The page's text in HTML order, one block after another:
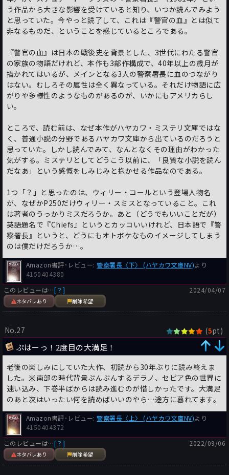
う作品から大きな影響を受けていると知り、いつか読んでみよう
と思っていた。今やっと読了して、これは『警官の血』とは似て
非なるものだ、ということを感じているところである。
『警官の血』は日本の戦後史を背景とした、3世代にわたる警官
の家族の物語だけれど、本作も3部作構成で、40年以上の歳月が
描かれてはいるが、メインとなる3人の警察署長に血のつながり
はない。むしろその属性は全く異なっている。それだけ物語に広
がりや多様性のようなものがあるのが、いかにもアメリカらし
い。
ところで、読む前は、なぜ本作がハヤカワ・ミステリ文庫ではな
く、普通小説の分野であるハヤカワ文庫から出ているのだろうと
思っていた。しかし読んでみて、なんとなくその理由がわかった
気がする。ミステリとしてどうこう以前に、「良質な小説を読ん
だなあ」という感慨をしみじみと抱かせる作品なのである。
1つ「？」と思ったのは、ウィリー・コールという登場人物名
が、なぜかP250だけウィリー・スミスとなっていること。これ
は著者のうっかりミスだろうか。あと（どうでもいいことだが）
英語題名で『Chiefs』というとカッコいいけれど、日本語で『警
察署長』というと、どうにもオトボケなものイメージしてしまう
のは僕だけだろうか…。
Amazon書評･レビュー:警察署長〈下〉 (ハヤカワ文庫NV)より
4150404380
このレビューは…[？]
ネタバレあり 削除希望
2024/04/07
No.27 (5pt)
ぷはーっ！2度目の大満足！
老後の楽しみにしていた大作、初読から30年ぶりに読み終えま
した。米南部の時代背景ぷんぷんするデラノ、セピア色の世界に
迷い込み、下巻半ばからは読み進むのが惜しかったです。大満足
のあと次はいったい何を読めばいいのやら…途方に暮れてます。
Amazon書評･レビュー:警察署長〈上〉 (ハヤカワ文庫NV)より
4150404372
このレビューは…[？]
ネタバレあり 削除希望
2022/09/06